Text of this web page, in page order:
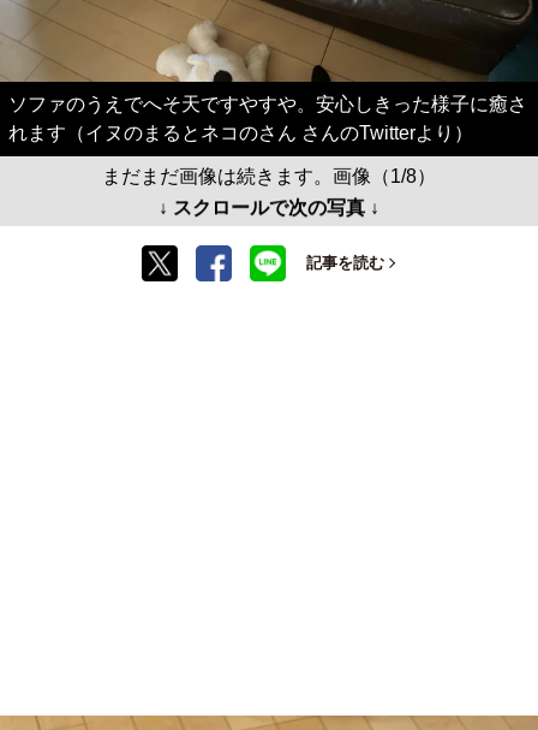
ソファのうえでへそ天ですやすや。安心しきった様子に癒さ
れます（イヌのまるとネコのさん さんのTwitterより）
まだまだ画像は続きます。画像（1/8）
↓ スクロールで次の写真 ↓
記事を読む